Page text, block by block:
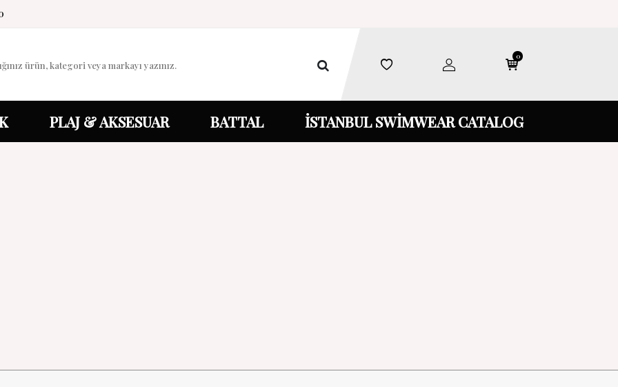
0
PLAJ & AKSESUAR BATTAL İSTANBUL SWİMWEAR CATALOG